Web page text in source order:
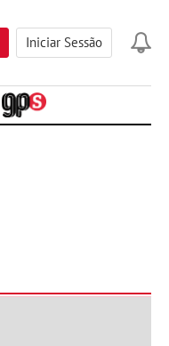
Iniciar Sessão